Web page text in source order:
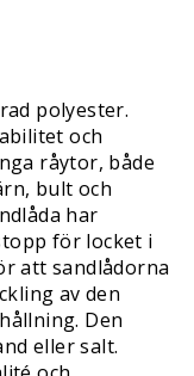
polyester.
och
råytor, både
bult och
har
för locket i
att sandlådorna
av den
Den
eller salt.